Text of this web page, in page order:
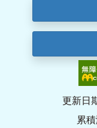
更新日
累